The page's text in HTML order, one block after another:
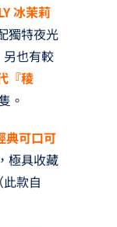
冰茉莉
獨特夜光
也有較
『稜
。
典可口可
極具收藏
款自